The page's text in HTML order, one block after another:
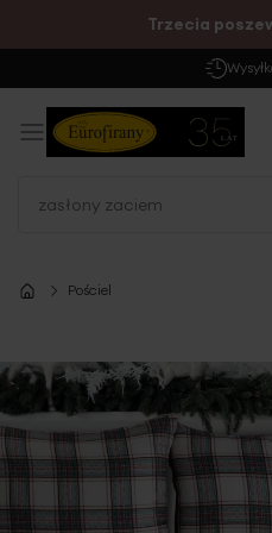
Trzecia
Pościel
Przejdź
koniec
galerii